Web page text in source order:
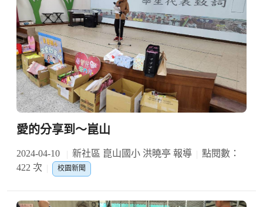
愛的分享到～崑山
2024-04-10 新社區 崑山國小 洪曉亭 報導
點閱數：
422 次
校園新聞